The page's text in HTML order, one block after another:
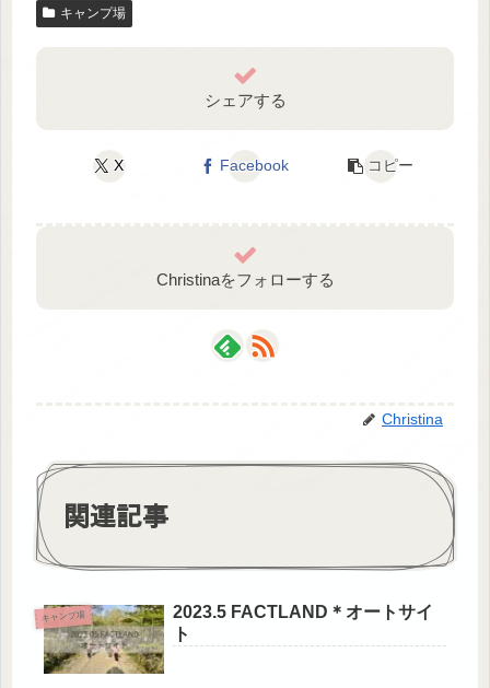
キャンプ場
シェアする
X Facebook コピー
Christinaをフォローする
Christina
関連記事
キャンプ場
2023.5 FACTLAND＊オートサイ
ト